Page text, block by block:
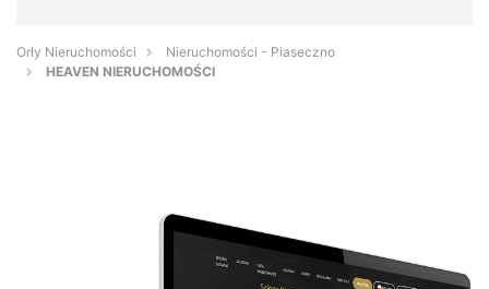
Orły Nieruchomości
Nieruchomości - Piaseczno
HEAVEN NIERUCHOMOŚCI